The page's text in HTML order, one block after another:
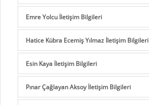
Emre Yolcu İletişim Bilgileri
Hatice Kübra Ecemiş Yılmaz İletişim Bilgileri
Esin Kaya İletişim Bilgileri
Pınar Çağlayan Aksoy İletişim Bilgileri